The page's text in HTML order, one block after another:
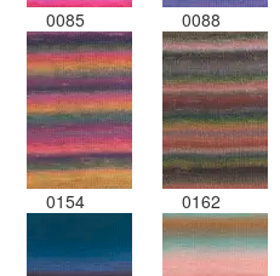
0085 0088
0154 0162